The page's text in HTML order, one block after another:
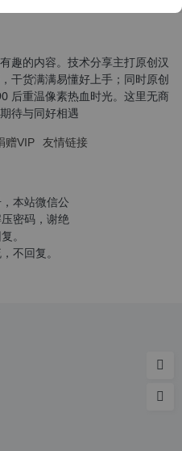
趣的内容。技术分享主打原创汉
干货满满易懂好上手；同时原创
后重温像素热血时光。这里无商
待与同好相遇
赠VIP 友情链接
本站微信公
密码，谢绝
。
不回复。